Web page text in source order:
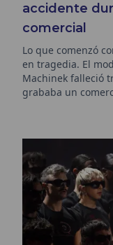
accidente
comercial
Lo que comenzó
en tragedia. El
Machinek falleció
grababa un